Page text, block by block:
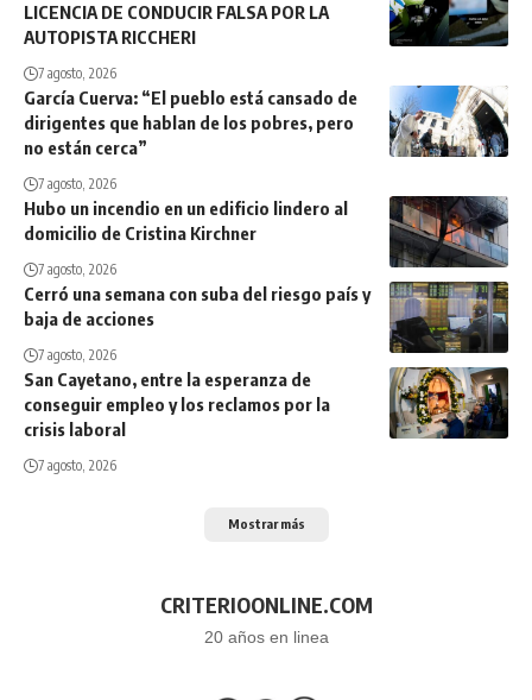
LICENCIA DE CONDUCIR FALSA POR LA
AUTOPISTA RICCHERI
7 agosto, 2026
García Cuerva: “El pueblo está cansado de
dirigentes que hablan de los pobres, pero
no están cerca”
7 agosto, 2026
Hubo un incendio en un edificio lindero al
domicilio de Cristina Kirchner
7 agosto, 2026
Cerró una semana con suba del riesgo país y
baja de acciones
7 agosto, 2026
San Cayetano, entre la esperanza de
conseguir empleo y los reclamos por la
crisis laboral
7 agosto, 2026
Mostrar más
CRITERIOONLINE.COM
20 años en linea